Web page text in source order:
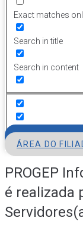
Exact matches
Search in title
Search in content
ÁREA DO
PROGEP
é realizada